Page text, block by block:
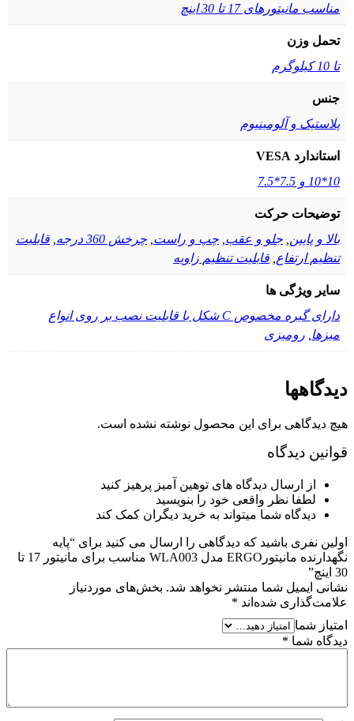
مناسب مانیتورهای 17 تا 30 اینچ
تحمل وزن
تا 10 کیلوگرم
جنس
پلاستیک و آلومینیوم
استاندارد VESA
10*10 و 7.5*7.5
توضیحات حرکت
بالا و پایین جلو و عقب چپ و راست چرخش 360 درجه
قابلیت
تنظیم ارتفاع قابلیت تنظیم زاویه
سایر ویژگی ها
دارای گیره مخصوص C شکل با قابلیت نصب بر روی انواع
میزها رومیزی
دیدگاهها
هیچ دیدگاهی برای این محصول نوشته نشده است.
قوانین دیدگاه
از ارسال دیدگاه های توهین آمیز پرهیز کنید
لطفا نظر واقعی خود را بنویسید
دیدگاه شما میتواند به خرید دیگران کمک کند
اولین نفری باشید که دیدگاهی را ارسال می کنید برای “پایه
نگهدارنده مانیتورERGO مدل WLA003 مناسب برای مانیتور 17 تا
30 اینچ”
نشانی ایمیل شما منتشر نخواهد شد. بخش‌های موردنیاز
علامت‌گذاری شده‌اند *
امتیاز شما
دیدگاه شما *